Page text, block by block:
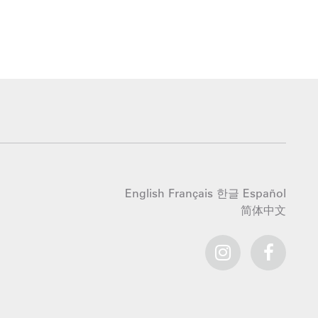
English Français 한글 Español
简体中文